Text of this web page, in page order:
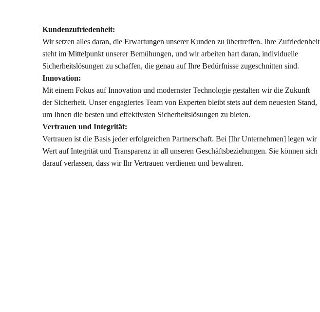
Kundenzufriedenheit:
Wir setzen alles daran, die Erwartungen unserer Kunden zu übertreffen. Ihre Zufriedenheit
steht im Mittelpunkt unserer Bemühungen, und wir arbeiten hart daran, individuelle
Sicherheitslösungen zu schaffen, die genau auf Ihre Bedürfnisse zugeschnitten sind.
Innovation:
Mit einem Fokus auf Innovation und modernster Technologie gestalten wir die Zukunft
der Sicherheit. Unser engagiertes Team von Experten bleibt stets auf dem neuesten Stand,
um Ihnen die besten und effektivsten Sicherheitslösungen zu bieten.
Vertrauen und Integrität:
Vertrauen ist die Basis jeder erfolgreichen Partnerschaft. Bei [Ihr Unternehmen] legen wir
Wert auf Integrität und Transparenz in all unseren Geschäftsbeziehungen. Sie können sich
darauf verlassen, dass wir Ihr Vertrauen verdienen und bewahren.